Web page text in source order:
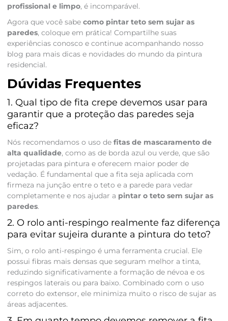
profissional e limpo, é incomparável.
Agora que você sabe como pintar teto sem sujar as
paredes, coloque em prática! Compartilhe suas
experiências conosco e continue acompanhando nosso
blog para mais dicas e novidades do mundo da pintura
residencial.
Dúvidas Frequentes
1. Qual tipo de fita crepe devemos usar para
garantir que a proteção das paredes seja
eficaz?
Nós recomendamos o uso de fitas de mascaramento de
alta qualidade, como as de borda azul ou verde, que são
projetadas para pintura e oferecem maior poder de
vedação. É fundamental que a fita seja aplicada com
firmeza na junção entre o teto e a parede para vedar
completamente e nos ajudar a pintar o teto sem sujar as
paredes.
2. O rolo anti-respingo realmente faz diferença
para evitar sujeira durante a pintura do teto?
Sim, o rolo anti-respingo é uma ferramenta crucial. Ele
possui fibras mais densas que seguram melhor a tinta,
reduzindo significativamente a formação de névoa e os
respingos laterais ou para baixo. Combinado com o uso
correto do extensor, ele minimiza muito o risco de sujar as
áreas adjacentes.